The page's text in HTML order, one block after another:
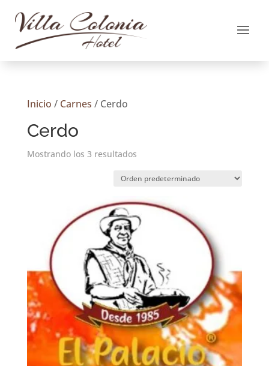
Inicio / Carnes / Cerdo
Cerdo
Mostrando los 3 resultados